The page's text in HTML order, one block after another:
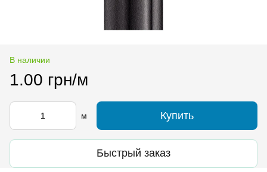
В наличии
1.00 грн/м
м Купить
Быстрый заказ